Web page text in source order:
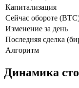
Капитализация
Сейчас обороте
Изменение за день
Последняя сделка
Алгоритм
Динамика